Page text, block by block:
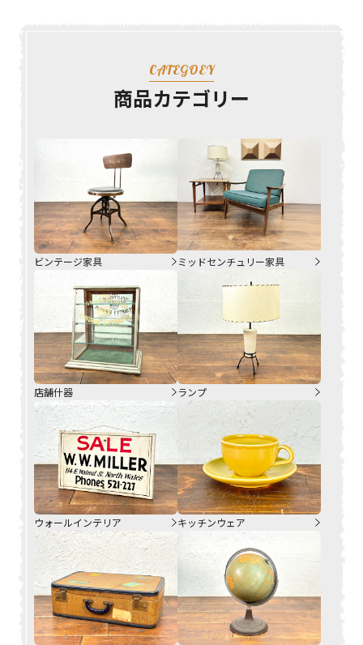
CATEGOEY
商品カテゴリー
ビンテージ家具 ミッドセンチュリー家具
店舗什器 ランプ
ウォールインテリア キッチンウェア